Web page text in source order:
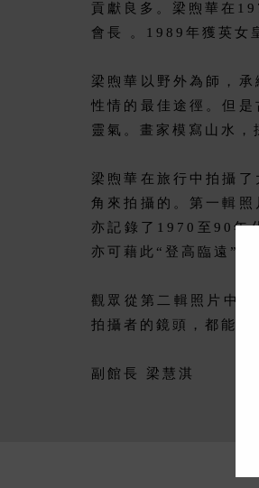
貢獻良多。梁煦華在
會長 。1989年獲英女
梁煦華以野外為師，
性情的最佳途徑。但
靈氣。畫家模寫山水
梁煦華在旅行中拍攝
角來拍攝的。第一輯
亦記錄了1970至90年
亦可藉此“登高臨遠”
觀眾從第二輯照片中
拍攝者的鏡頭，都能
副館長 梁慧淇